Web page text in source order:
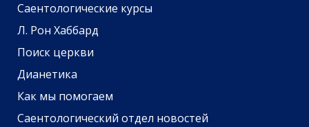
Саентологические курсы
Л. Рон Хаббард
Поиск церкви
Дианетика
Как мы помогаем
Саентологический отдел новостей